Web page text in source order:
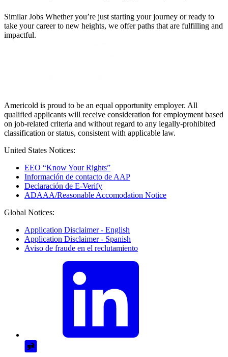
Similar Jobs Whether you’re just starting your journey or ready to
take your career to new heights, we offer paths that are fulfilling and
impactful.
Americold is proud to be an equal opportunity employer. All
qualified applicants will receive consideration for employment based
on job-related criteria and without regard to any legally-prohibited
classification or status, consistent with applicable law.
United States Notices:
EEO “Know Your Rights”
Información de contacto de AAP
Declaración de E-Verify
ADAAA/Reasonable Accomodation Notice
Global Notices:
Application Disclaimer - English
Application Disclaimer - Spanish
Aviso de fraude en el reclutamiento